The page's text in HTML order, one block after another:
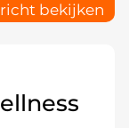
bekijken